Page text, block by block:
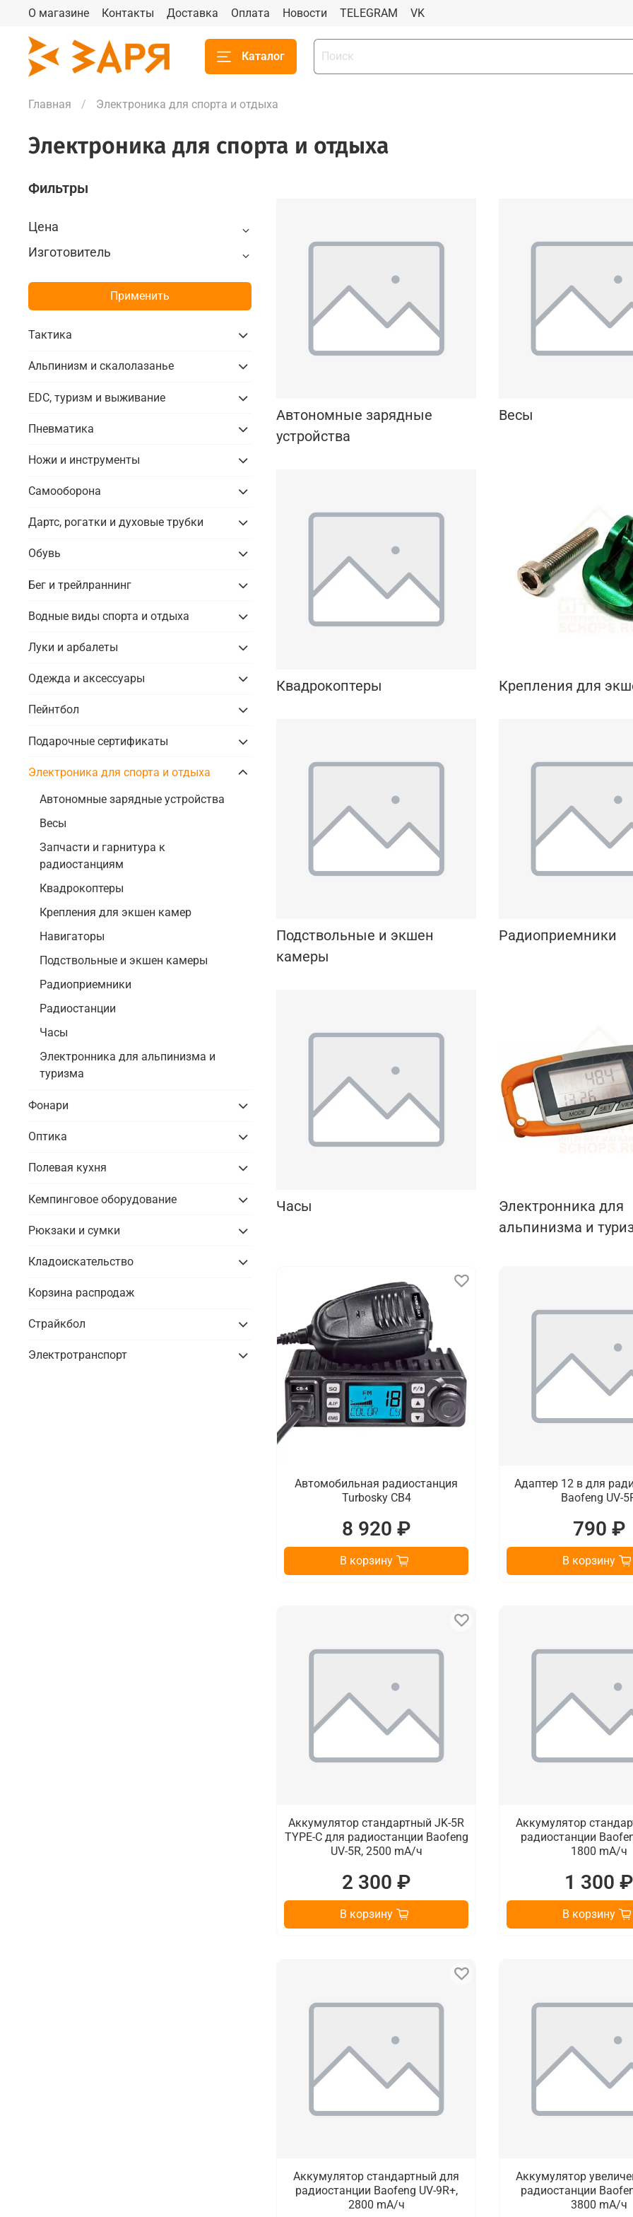
О магазине Контакты Доставка Оплата Новости TELEGRAM VK
Каталог
Главная Электроника для спорта и отдыха
Электроника для спорта и отдыха
Автономные зарядные
устройства
Весы
Квадрокоптеры Крепления для
Подствольные и экшен
камеры
Радиоприемники
Часы
Электронника для
альпинизма и
Автомобильная радиостанция
Turbosky CB4
8 920 ₽
В корзину
Адаптер 12 в для
Baofeng UV-
790 ₽
В корзину
Аккумулятор стандартный JK-5R
TYPE-C для радиостанции Baofeng
UV-5R, 2500 mA/ч
2 300 ₽
В корзину
Аккумулятор
радиостанции
1800 mA/ч
1 300 ₽
В корзину
Аккумулятор стандартный для
радиостанции Baofeng UV-9R+,
2800 mA/ч
Аккумулятор
радиостанции
3800 mA/ч
Фильтры
Цена
Изготовитель
Применить
Тактика
Альпинизм и скалолазанье
EDC, туризм и выживание
Пневматика
Ножи и инструменты
Самооборона
Дартс, рогатки и духовые трубки
Обувь
Бег и трейлраннинг
Водные виды спорта и отдыха
Луки и арбалеты
Одежда и аксессуары
Пейнтбол
Подарочные сертификаты
Электроника для спорта и отдыха
Автономные зарядные устройства
Весы
Запчасти и гарнитура к
радиостанциям
Квадрокоптеры
Крепления для экшен камер
Навигаторы
Подствольные и экшен камеры
Радиоприемники
Радиостанции
Часы
Электронника для альпинизма и
туризма
Фонари
Оптика
Полевая кухня
Кемпинговое оборудование
Рюкзаки и сумки
Кладоискательство
Корзина распродаж
Страйкбол
Электротранспорт